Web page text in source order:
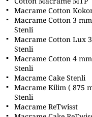
Macrame Cotton
Macrame Cotton 3 mm
Stenli
Macrame Cotton Lux
Stenli
Macrame Cotton 4 mm
Stenli
Macrame Cake Stenli
Macrame Kilim ( 875
Stenli
Macrame ReTwisst